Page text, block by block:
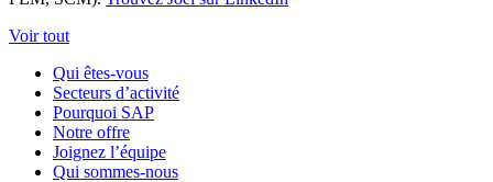
Voir tout
Qui êtes-vous
Secteurs d’activité
Pourquoi SAP
Notre offre
Joignez l’équipe
Qui sommes-nous